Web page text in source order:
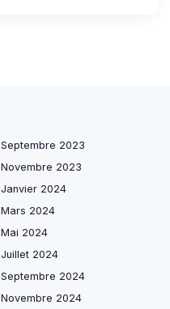
Septembre 2023
Novembre 2023
Janvier 2024
Mars 2024
Mai 2024
Juillet 2024
Septembre 2024
Novembre 2024